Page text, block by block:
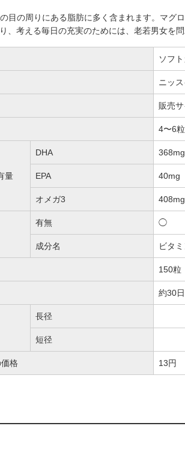
目の周りにある脂肪に多く含まれます。マグ
、考える毎日の充実のためには、老若男女を
ソフ
ニッス
販売
4〜6粒
量
DHA 368mg
EPA 40mg
オメガ3 408mg
有無 ◯
成分名 ビタ
150粒
約30日
長径
短径
格 13円